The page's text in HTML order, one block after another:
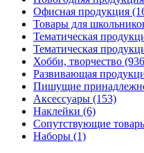
Офисная продукция
Товары для
Тематическая
Тематическая
Хобби, творчество
Развивающая
Пишущие
Аксессуары (153)
Наклейки (6)
Сопутствующие
Наборы (1)